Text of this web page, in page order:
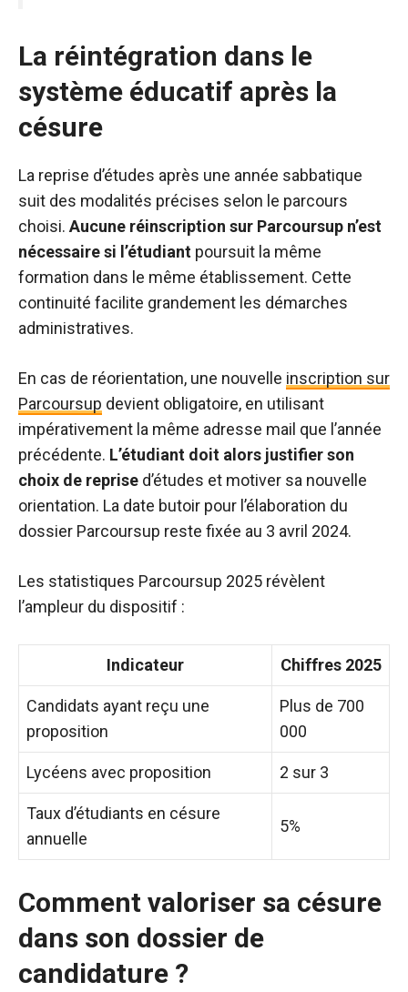
La réintégration dans le
système éducatif après la
césure
La reprise d’études après une année sabbatique
suit des modalités précises selon le parcours
choisi. Aucune réinscription sur Parcoursup n’est
nécessaire si l’étudiant poursuit la même
formation dans le même établissement. Cette
continuité facilite grandement les démarches
administratives.
En cas de réorientation, une nouvelle inscription sur
Parcoursup devient obligatoire, en utilisant
impérativement la même adresse mail que l’année
précédente. L’étudiant doit alors justifier son
choix de reprise d’études et motiver sa nouvelle
orientation. La date butoir pour l’élaboration du
dossier Parcoursup reste fixée au 3 avril 2024.
Les statistiques Parcoursup 2025 révèlent
l’ampleur du dispositif :
Indicateur Chiffres 2025
Candidats ayant reçu une
proposition
Plus de 700
000
Lycéens avec proposition 2 sur 3
Taux d’étudiants en césure
annuelle
5%
Comment valoriser sa césure
dans son dossier de
candidature ?